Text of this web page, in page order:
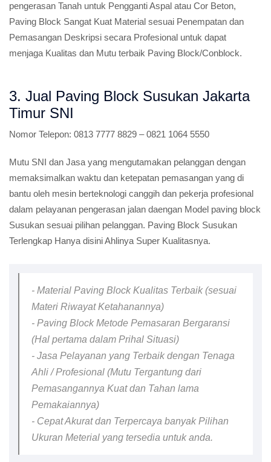
pengerasan Tanah untuk Pengganti Aspal atau Cor Beton,
Paving Block Sangat Kuat Material sesuai Penempatan dan
Pemasangan Deskripsi secara Profesional untuk dapat
menjaga Kualitas dan Mutu terbaik Paving Block/Conblock.
3. Jual Paving Block Susukan Jakarta
Timur SNI
Nomor Telepon: 0813 7777 8829 – 0821 1064 5550
Mutu SNI dan Jasa yang mengutamakan pelanggan dengan
memaksimalkan waktu dan ketepatan pemasangan yang di
bantu oleh mesin berteknologi canggih dan pekerja profesional
dalam pelayanan pengerasan jalan daengan Model paving block
Susukan sesuai pilihan pelanggan. Paving Block Susukan
Terlengkap Hanya disini Ahlinya Super Kualitasnya.
- Material Paving Block Kualitas Terbaik (sesuai
Materi Riwayat Ketahanannya)
- Paving Block Metode Pemasaran Bergaransi
(Hal pertama dalam Prihal Situasi)
- Jasa Pelayanan yang Terbaik dengan Tenaga
Ahli / Profesional (Mutu Tergantung dari
Pemasangannya Kuat dan Tahan lama
Pemakaiannya)
- Cepat Akurat dan Terpercaya banyak Pilihan
Ukuran Meterial yang tersedia untuk anda.